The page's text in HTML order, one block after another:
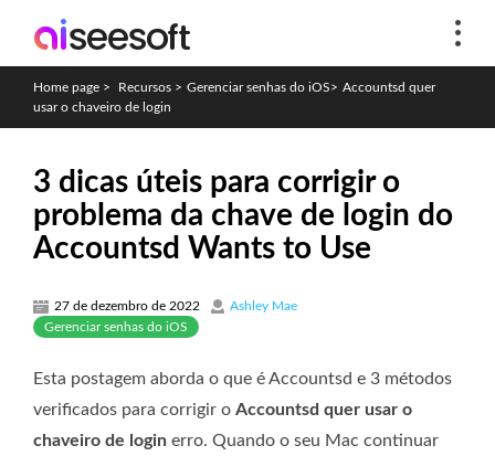
Home page > Recursos > Gerenciar senhas do iOS> Accountsd quer
usar o chaveiro de login
3 dicas úteis para corrigir o
problema da chave de login do
Accountsd Wants to Use
27 de dezembro de 2022
Ashley Mae
Gerenciar senhas do iOS
Esta postagem aborda o que é Accountsd e 3 métodos
verificados para corrigir o Accountsd quer usar o
chaveiro de login erro. Quando o seu Mac continuar